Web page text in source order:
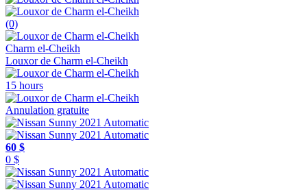
(0)
Charm el-Cheikh
Louxor de Charm el-Cheikh
15 hours
Annulation gratuite
60 $
0 $